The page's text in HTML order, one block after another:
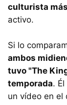
culturista
activo.
Si lo
ambos
tuvo "The
temporada.
un vídeo en el